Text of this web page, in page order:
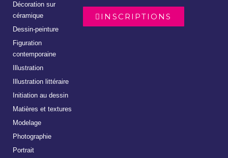
Décoration sur
céramique
Dessin-peinture
Figuration
contemporaine
Illustration
Illustration littéraire
Initiation au dessin
Matières et textures
Modelage
Photographie
Portrait
INSCRIPTIONS